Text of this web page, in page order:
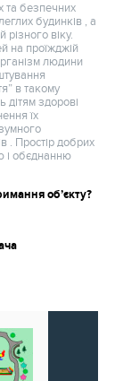
та безпечних
будинків , а
віку.
на проїжджій
людини
в такому
здорові
їх
. Простір добрих
і обєднанню
об’єкту?